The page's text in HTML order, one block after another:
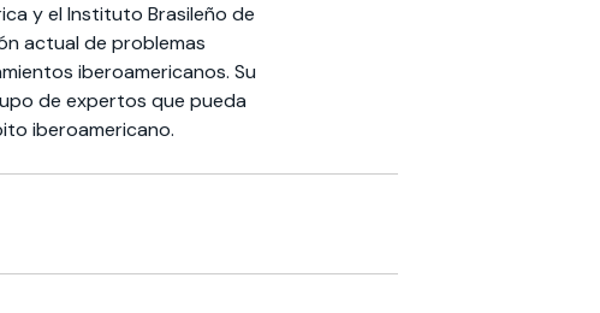
y el Instituto Brasileño de
actual de problemas
iberoamericanos. Su
de expertos que pueda
iberoamericano.